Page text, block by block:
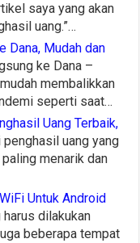
saya yang akan
uang.”…
Dana, Mudah dan
ke Dana –
membalikkan
seperti saat…
Uang Terbaik,
uang yang
menarik dan
Untuk Android
dilakukan
beberapa tempat